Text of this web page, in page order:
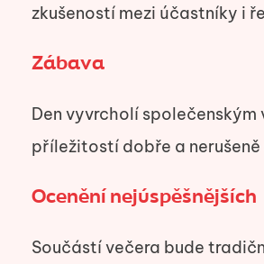
zkušeností mezi účastníky i
Zábava
Den vyvrcholí
příležitostí dobře a
Ocenění nejúspěšnějších
Součástí večera bude